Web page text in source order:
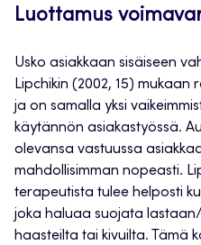
Luottamus
Usko asiakkaan sisäiseen
Lipchikin (2002, 15) mukaan
ja on samalla yksi
käytännön asiakastyössä.
olevansa vastuussa
mahdollisimman nopeasti.
terapeutista tulee helposti
joka haluaa suojata
haasteilta tai kivuilta. Tämä